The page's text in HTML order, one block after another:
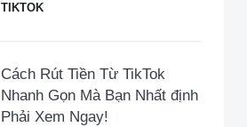
TIKTOK
Cách Rút Tiền Từ TikTok
Nhanh Gọn Mà Bạn Nhất định
Phải Xem Ngay!